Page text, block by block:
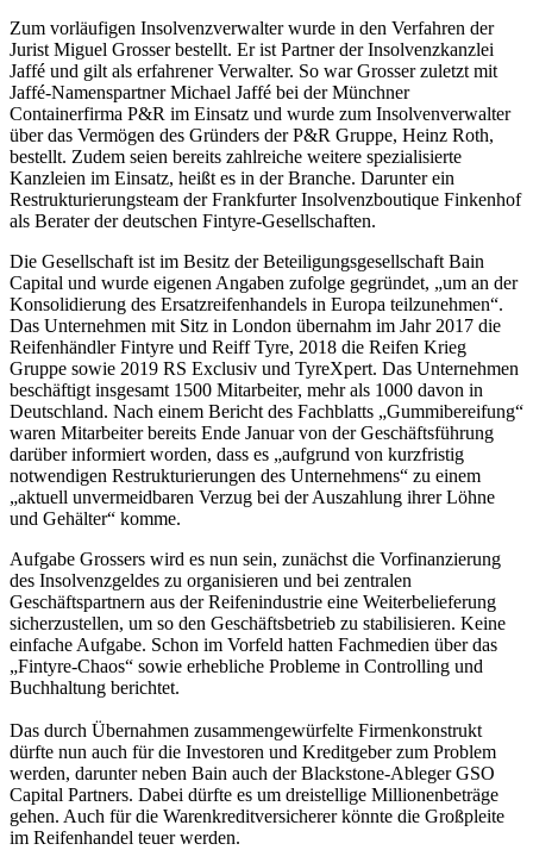
Zum vorläufigen Insolvenzverwalter wurde in den Verfahren der
Jurist Miguel Grosser bestellt. Er ist Partner der Insolvenzkanzlei
Jaffé und gilt als erfahrener Verwalter. So war Grosser zuletzt mit
Jaffé-Namenspartner Michael Jaffé bei der Münchner
Containerfirma P&R im Einsatz und wurde zum Insolvenverwalter
über das Vermögen des Gründers der P&R Gruppe, Heinz Roth,
bestellt. Zudem seien bereits zahlreiche weitere spezialisierte
Kanzleien im Einsatz, heißt es in der Branche. Darunter ein
Restrukturierungsteam der Frankfurter Insolvenzboutique Finkenhof
als Berater der deutschen Fintyre-Gesellschaften.
Die Gesellschaft ist im Besitz der Beteiligungsgesellschaft Bain
Capital und wurde eigenen Angaben zufolge gegründet, „um an der
Konsolidierung des Ersatzreifenhandels in Europa teilzunehmen“.
Das Unternehmen mit Sitz in London übernahm im Jahr 2017 die
Reifenhändler Fintyre und Reiff Tyre, 2018 die Reifen Krieg
Gruppe sowie 2019 RS Exclusiv und TyreXpert. Das Unternehmen
beschäftigt insgesamt 1500 Mitarbeiter, mehr als 1000 davon in
Deutschland. Nach einem Bericht des Fachblatts „Gummibereifung“
waren Mitarbeiter bereits Ende Januar von der Geschäftsführung
darüber informiert worden, dass es „aufgrund von kurzfristig
notwendigen Restrukturierungen des Unternehmens“ zu einem
„aktuell unvermeidbaren Verzug bei der Auszahlung ihrer Löhne
und Gehälter“ komme.
Aufgabe Grossers wird es nun sein, zunächst die Vorfinanzierung
des Insolvenzgeldes zu organisieren und bei zentralen
Geschäftspartnern aus der Reifenindustrie eine Weiterbelieferung
sicherzustellen, um so den Geschäftsbetrieb zu stabilisieren. Keine
einfache Aufgabe. Schon im Vorfeld hatten Fachmedien über das
„Fintyre-Chaos“ sowie erhebliche Probleme in Controlling und
Buchhaltung berichtet.
Das durch Übernahmen zusammengewürfelte Firmenkonstrukt
dürfte nun auch für die Investoren und Kreditgeber zum Problem
werden, darunter neben Bain auch der Blackstone-Ableger GSO
Capital Partners. Dabei dürfte es um dreistellige Millionenbeträge
gehen. Auch für die Warenkreditversicherer könnte die Großpleite
im Reifenhandel teuer werden.